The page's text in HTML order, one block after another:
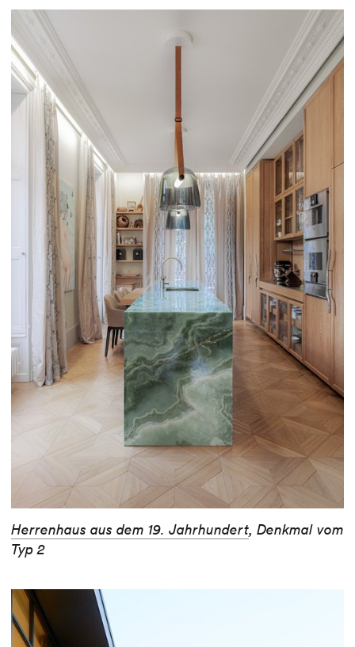
Herrenhaus aus dem 19. Jahrhundert, Denkmal vom
Typ 2